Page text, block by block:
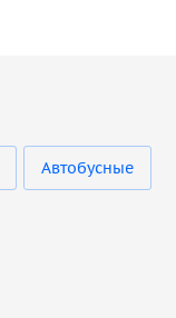
Автобусные